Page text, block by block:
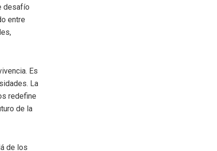
desafío
entre
Es
La
redefine
de la
de los